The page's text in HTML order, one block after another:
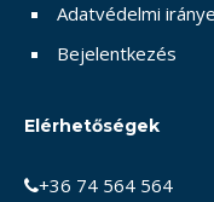
Adatvédelmi
Bejelentkezés
Elérhetőségek
+36 74 564 564